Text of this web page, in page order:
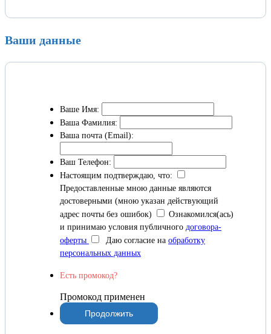
Ваши данные
Ваше Имя:
Ваша Фамилия:
Ваша почта (Email):
Ваш Телефон:
Настоящим подтверждаю, что:
Предоставленные мною данные являются
достоверными (мною указан действующий
адрес почты без ошибок)
Ознакомился(ась)
и принимаю условия публичного договора-
оферты
Даю согласие на обработку
персональных данных
Есть промокод?
Промокод применен